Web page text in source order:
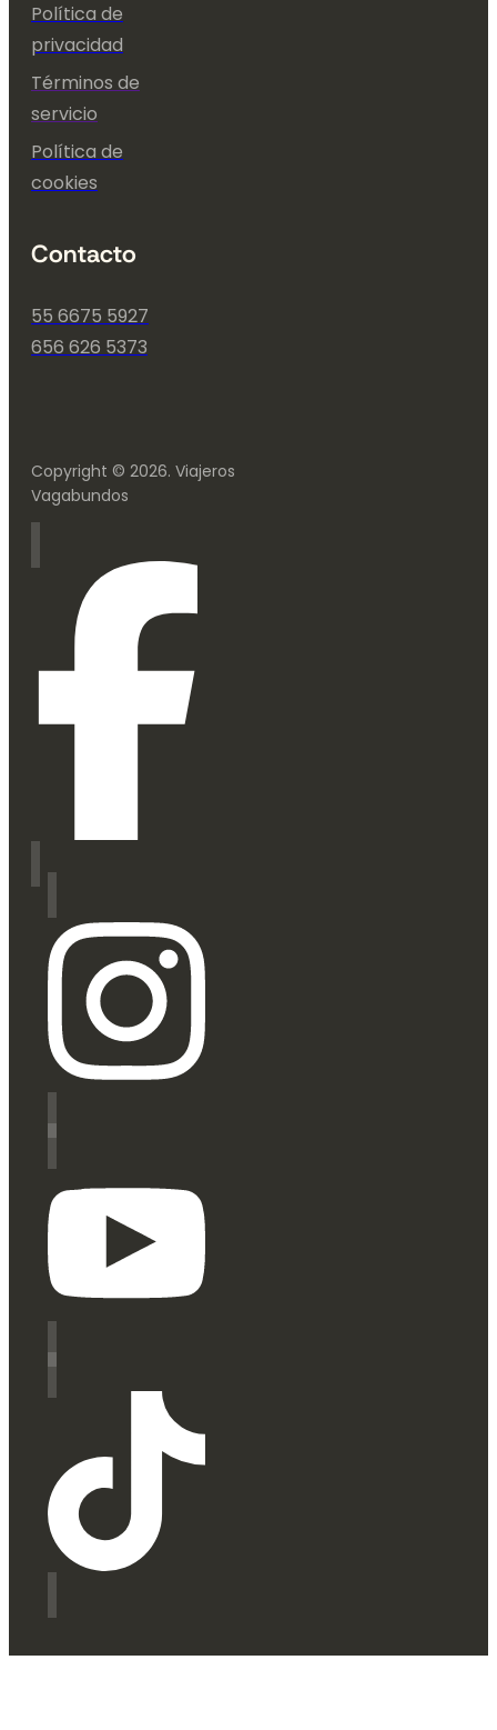
Política de
privacidad
Términos de
servicio
Política de
cookies
Contacto
55 6675 5927
656 626 5373
Copyright © 2026. Viajeros
Vagabundos